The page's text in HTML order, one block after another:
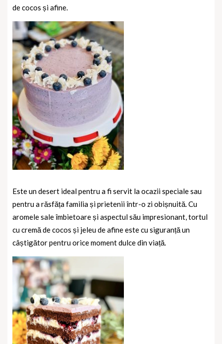
de cocos și afine.
Este un desert ideal pentru a fi servit la ocazii speciale sau
pentru a răsfăța familia și prietenii într-o zi obișnuită. Cu
aromele sale îmbietoare și aspectul său impresionant, tortul
cu cremă de cocos și jeleu de afine este cu siguranță un
câștigător pentru orice moment dulce din viață.